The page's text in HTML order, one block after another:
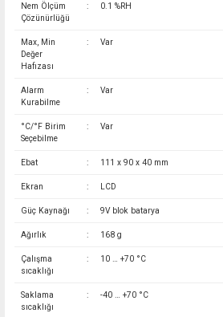
Nem Ölçüm
Çözünürlüğü
: 0.1 %RH
Max, Min
Değer
Hafızası
: Var
Alarm
Kurabilme
: Var
°C/°F Birim
Seçebilme
: Var
Ebat : 111 x 90 x 40 mm
Ekran : LCD
Güç Kaynağı : 9V blok batarya
Ağırlık : 168 g
Çalışma
sıcaklığı
: 10 … +70 °C
Saklama
sıcaklığı
: -40 … +70 °C